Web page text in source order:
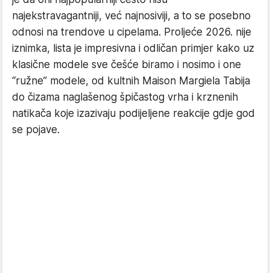
najekstravagantniji, već najnosiviji, a to se posebno
odnosi na trendove u cipelama. Proljeće 2026. nije
iznimka, lista je impresivna i odličan primjer kako uz
klasične modele sve češće biramo i nosimo i one
“ružne” modele, od kultnih Maison Margiela Tabija
do čizama naglašenog špičastog vrha i krznenih
natikača koje izazivaju podijeljene reakcije gdje god
se pojave.